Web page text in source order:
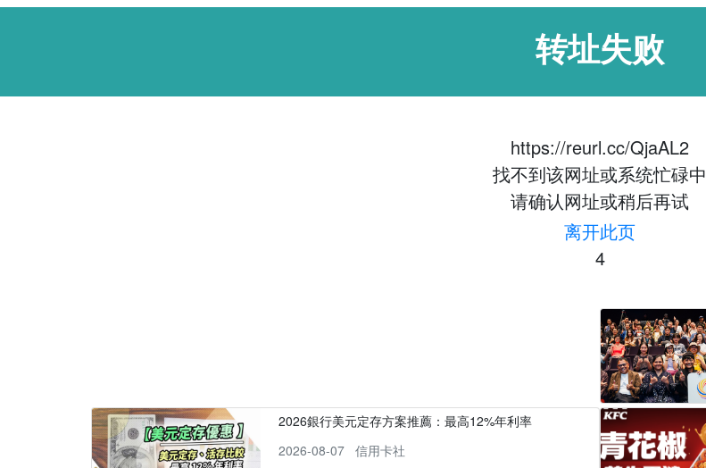
转址失败
https://reurl.cc/QjaAL2
找不到该网址或系统忙碌中
请确认网址或稍后再试
离开此页
4
2026銀行美元定存方案推薦：最高12%年利率
2026-08-07
信用卡社